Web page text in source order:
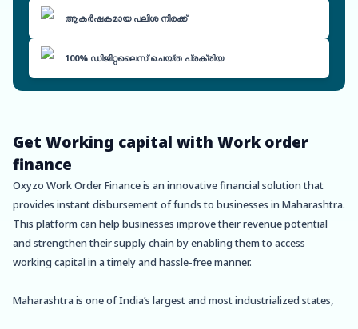
ആകർഷകമായ പലിശ നിരക്ക്
100% ഡിജിറ്റലൈസ് ചെയ്ത പ്രക്രിയ
Get Working capital with Work order
finance
Oxyzo Work Order Finance is an innovative financial solution that
provides instant disbursement of funds to businesses in Maharashtra.
This platform can help businesses improve their revenue potential
and strengthen their supply chain by enabling them to access
working capital in a timely and hassle-free manner.
Maharashtra is one of India’s largest and most industrialized states,